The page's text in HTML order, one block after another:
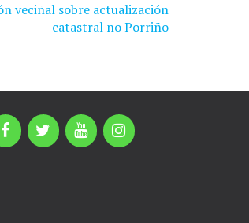
veciñal sobre actualización
catastral no Porriño